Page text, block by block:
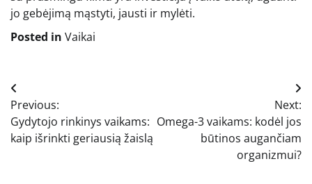
jo gebėjimą mąstyti, jausti ir mylėti.
Posted in Vaikai
Navigacija
tarp
įrašų
Previous:
Gydytojo rinkinys vaikams:
kaip išrinkti geriausią žaislą
Next:
Omega-3 vaikams: kodėl jos
būtinos augančiam
organizmui?